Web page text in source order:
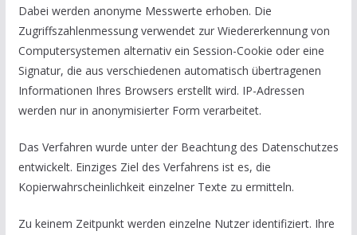
Dabei werden anonyme Messwerte erhoben. Die
Zugriffszahlenmessung verwendet zur Wiedererkennung von
Computersystemen alternativ ein Session-Cookie oder eine
Signatur, die aus verschiedenen automatisch übertragenen
Informationen Ihres Browsers erstellt wird. IP-Adressen
werden nur in anonymisierter Form verarbeitet.
Das Verfahren wurde unter der Beachtung des Datenschutzes
entwickelt. Einziges Ziel des Verfahrens ist es, die
Kopierwahrscheinlichkeit einzelner Texte zu ermitteln.
Zu keinem Zeitpunkt werden einzelne Nutzer identifiziert. Ihre